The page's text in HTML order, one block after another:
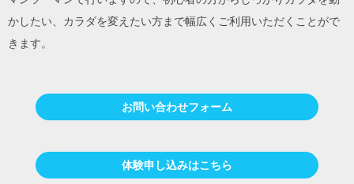
かしたい、カラダを変えたい方まで幅広くご利用いただくことがで
きます。
お問い合わせフォーム
体験申し込みはこちら